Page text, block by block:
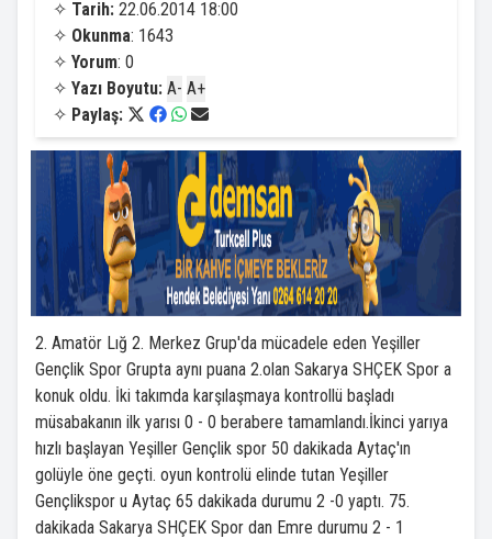
✧ Tarih: 22.06.2014 18:00
✧ Okunma: 1643
✧ Yorum: 0
✧ Yazı Boyutu: A- A+
✧ Paylaş:
2. Amatör Lığ 2. Merkez Grup'da mücadele eden Yeşiller
Gençlik Spor Grupta aynı puana 2.olan Sakarya SHÇEK Spor a
konuk oldu. İki takımda karşılaşmaya kontrollü başladı
müsabakanın ilk yarısı 0 - 0 berabere tamamlandı.İkinci yarıya
hızlı başlayan Yeşiller Gençlik spor 50 dakikada Aytaç'ın
golüyle öne geçti. oyun kontrolü elinde tutan Yeşiller
Gençlikspor u Aytaç 65 dakikada durumu 2 -0 yaptı. 75.
dakikada Sakarya SHÇEK Spor dan Emre durumu 2 - 1